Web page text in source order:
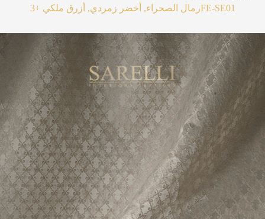
FE-SE01رمال الصحراء, أخضر زمردي, أزرق ملكي+3